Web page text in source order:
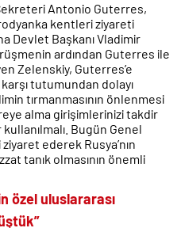
Antonio Guterres,
kentleri ziyareti
Devlet Başkanı Vladimir
ardından Guterres ile
Zelenskiy, Guterres’e
karşı tutumundan dolayı
tırmanmasının önlenmesi
alma girişimlerinizi takdir
Bugün Genel
ederek Rusya’nın
tanık olmasının önemli
özel uluslararası